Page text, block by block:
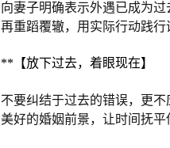
向妻子明确表示外遇已成为
再重蹈覆辙，用实际行动践行
**【放下过去，着眼现在】
不要纠结于过去的错误，更
美好的婚姻前景，让时间抚平